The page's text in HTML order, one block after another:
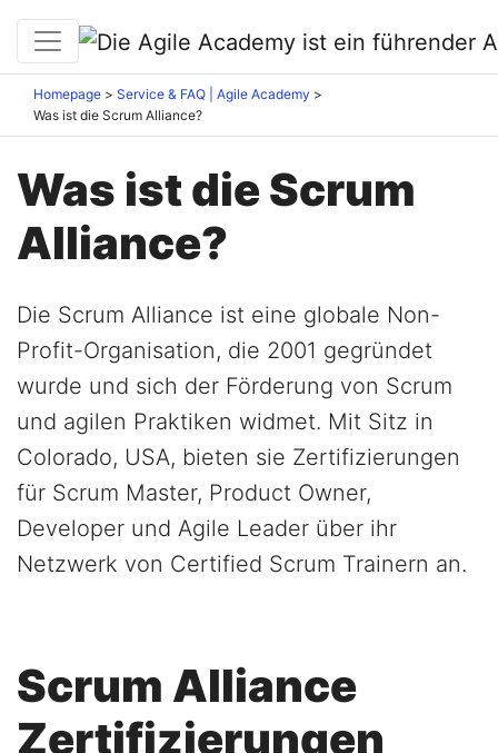
Homepage
Service & FAQ | Agile Academy
Was ist die Scrum Alliance?
Was ist die Scrum
Alliance?
Die Scrum Alliance ist eine globale Non-
Profit-Organisation, die 2001 gegründet
wurde und sich der Förderung von Scrum
und agilen Praktiken widmet. Mit Sitz in
Colorado, USA, bieten sie Zertifizierungen
für Scrum Master, Product Owner,
Developer und Agile Leader über ihr
Netzwerk von Certified Scrum Trainern an.
Scrum Alliance
Zertifizierungen